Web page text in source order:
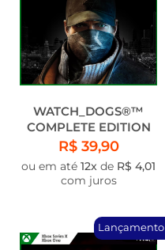
WATCH_DOGS®™
COMPLETE EDITION
R$ 39,90
ou em até 12x de R$ 4,01
com juros
Lançamento